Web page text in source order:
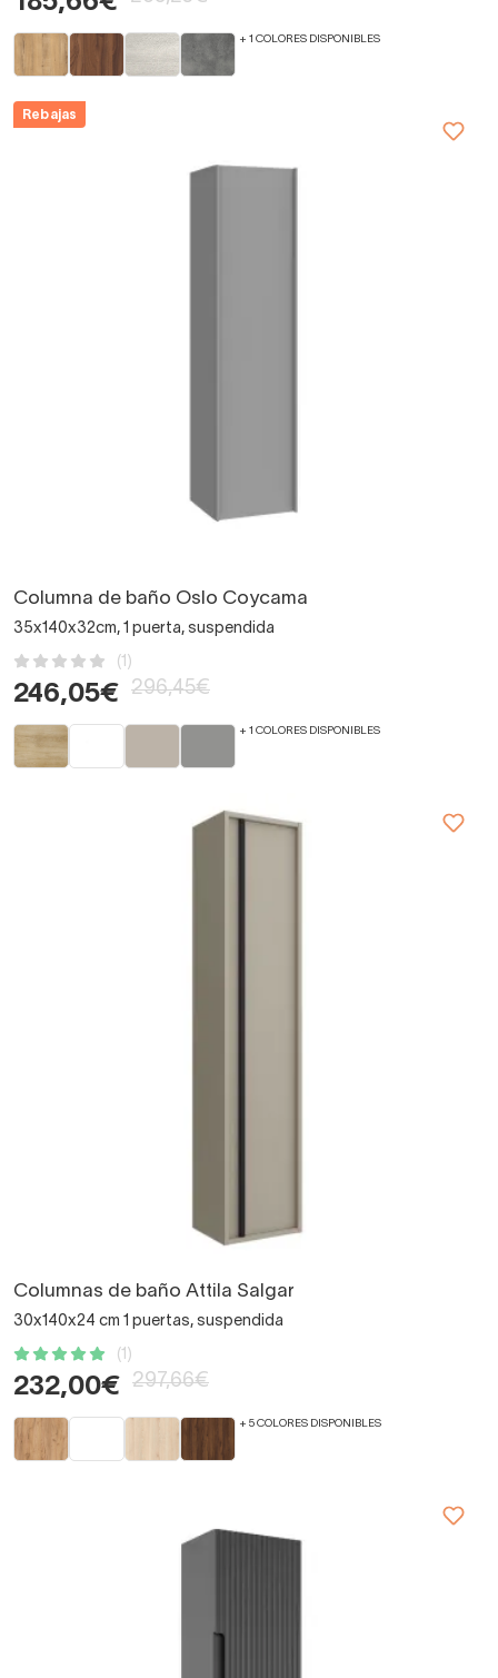
+ 1 COLORES DISPONIBLES
Rebajas
Columna de baño Oslo Coycama
35x140x32cm, 1 puerta, suspendida
(1)
246,05€ 296,45€
+ 1 COLORES DISPONIBLES
Columnas de baño Attila Salgar
30x140x24 cm 1 puertas, suspendida
(1)
232,00€ 297,66€
+ 5 COLORES DISPONIBLES